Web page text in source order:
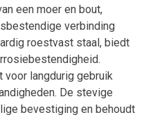
een moer en bout,
verbinding
roestvast staal, biedt
langdurig gebruik
De stevige
bevestiging en behoudt